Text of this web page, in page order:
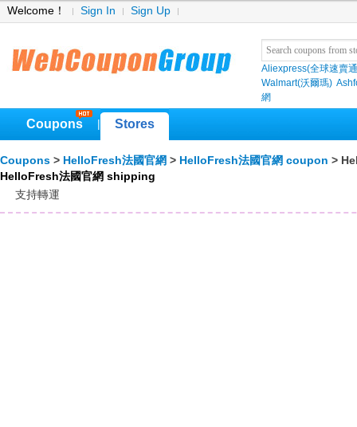
Welcome！ Sign In Sign Up
Aliexpress(全球速賣
Walmart(沃爾瑪)
網
Coupons Stores
Coupons > HelloFresh法國官網 > HelloFresh法國官網 coupon >
HelloFresh法國官網 shipping
支持轉運